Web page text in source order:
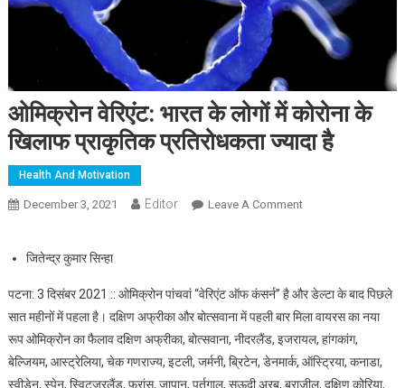
ओमिक्रोन वेरिएंट: भारत के लोगों में कोरोना के
खिलाफ प्राकृतिक प्रतिरोधकता ज्यादा है
Health And Motivation
December 3, 2021 Editor Leave A CommentOn ओमिक्रोन वेरिएंट:
जितेन्द्र कुमार सिन्हा
पटना: 3 दिसंबर 2021 :: ओमिक्रोन पांचवां “वेरिएंट ऑफ कंसर्न” है और डेल्टा के बाद पिछले
सात महीनों में पहला है। दक्षिण अफ्रीका और बोत्सवाना में पहली बार मिला वायरस का नया
रूप ओमिक्रोन का फैलाव दक्षिण अफ्रीका, बोत्सवाना, नीदरलैंड, इजरायल, हांगकांग,
बेल्जियम, आस्ट्रेलिया, चेक गणराज्य, इटली, जर्मनी, ब्रिटेन, डेनमार्क, ऑस्ट्रिया, कनाडा,
स्वीडेन, स्पेन, स्विट्जरलैंड, फ्रांस, जापान, पुर्तगाल, सऊदी अरब, ब्राजील, दक्षिण कोरिया,